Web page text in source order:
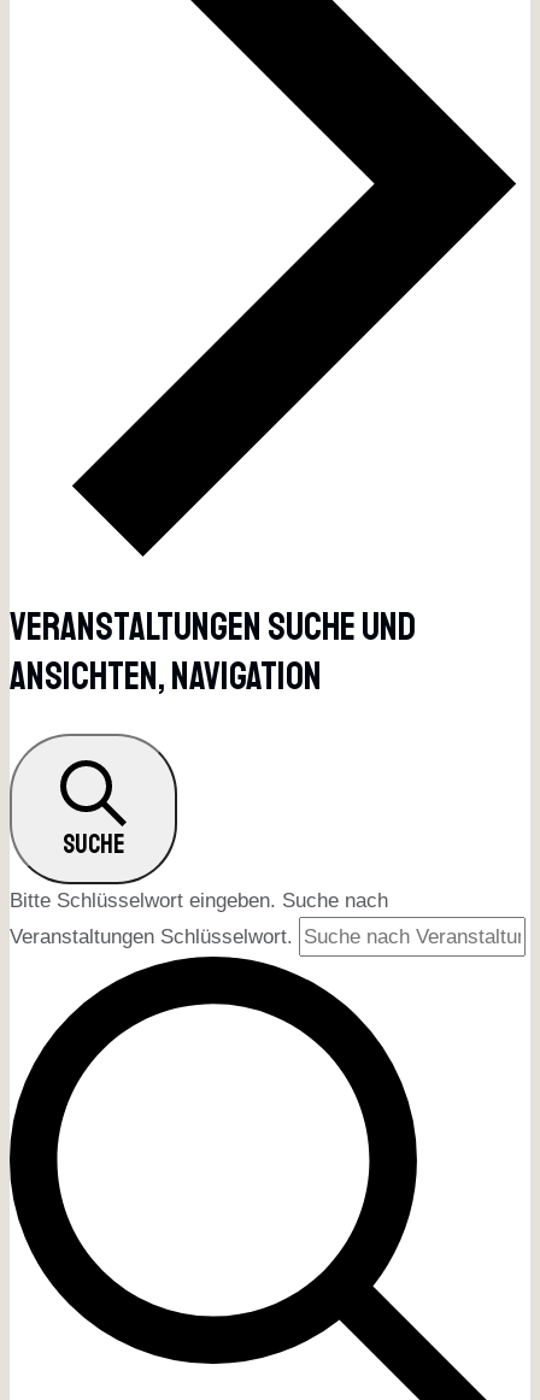
Veranstaltungen Suche Und
Ansichten, Navigation
SUCHE
Bitte Schlüsselwort eingeben. Suche nach
Veranstaltungen Schlüsselwort.